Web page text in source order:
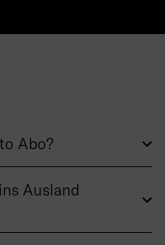
Abo?
Ausland